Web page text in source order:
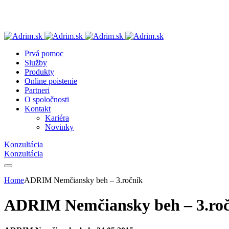
Prvá pomoc
Služby
Produkty
Online poistenie
Partneri
O spoločnosti
Kontakt
Kariéra
Novinky
Konzultácia
Konzultácia
HomeADRIM Nemčiansky beh – 3.ročník
ADRIM Nemčiansky beh –